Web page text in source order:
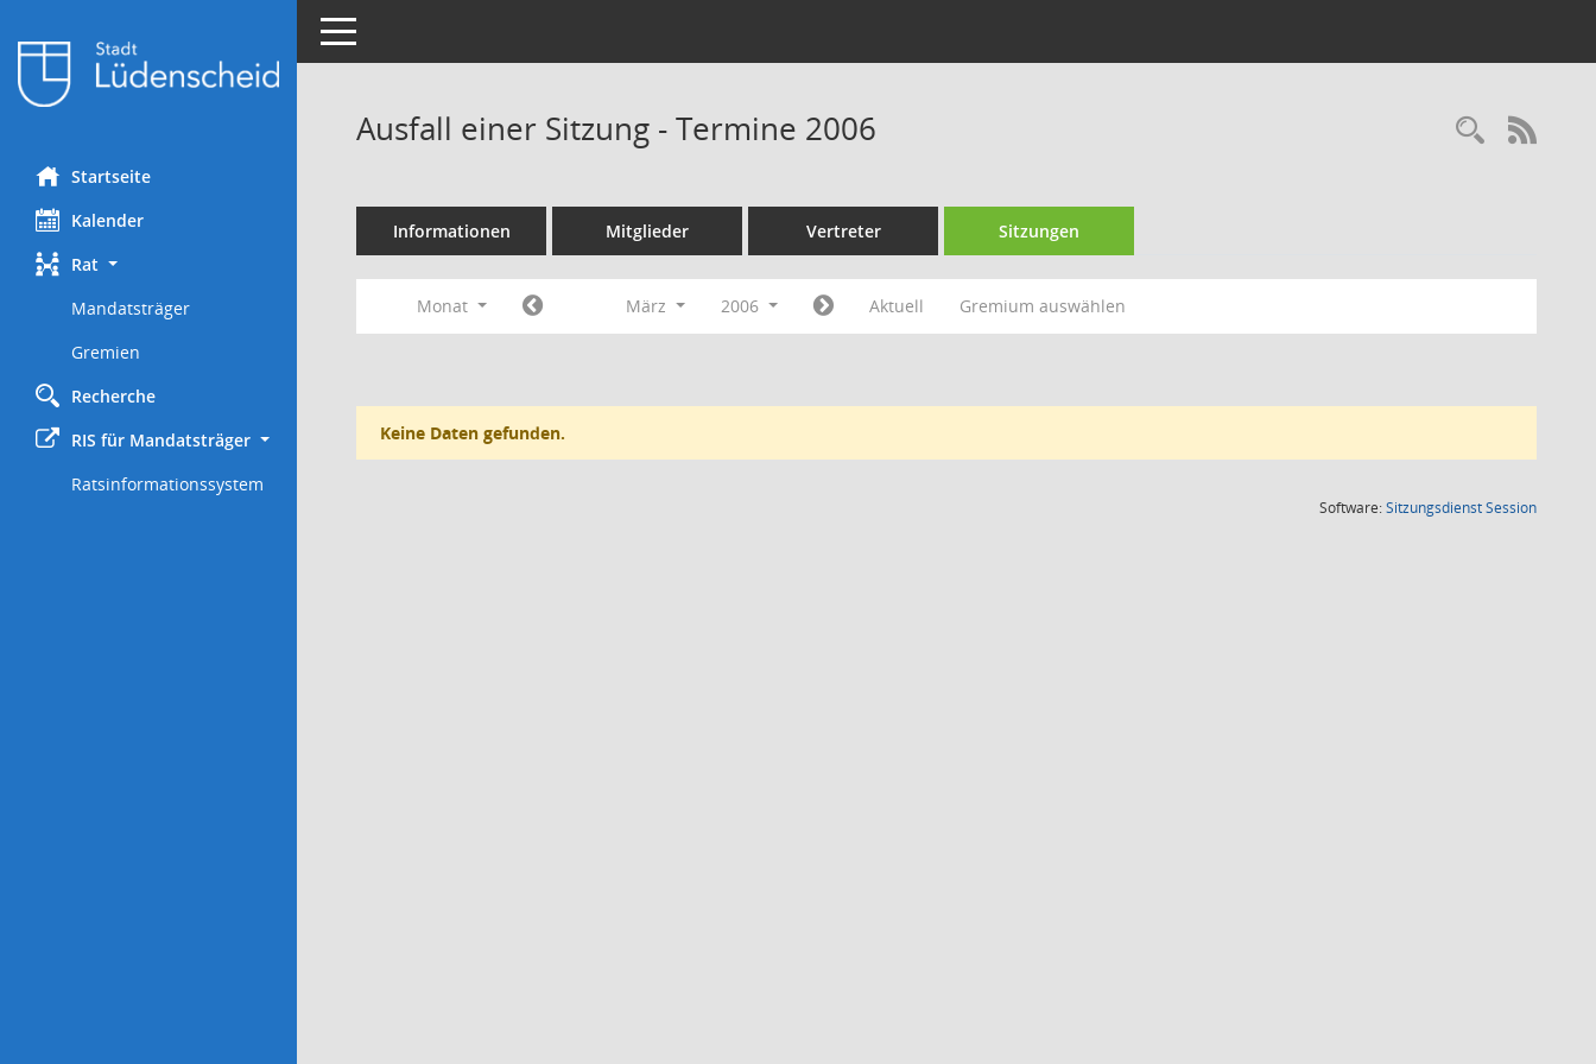
Startseite
Kalender
Rat
Mandatsträger
Gremien
Recherche
RIS für Mandatsträger
Ratsinformationssystem
Toggle navigation
Ausfall einer Sitzung - Termine 2006
Informationen Mitglieder Vertreter Sitzungen
Monat März 2006 Aktuell Gremium auswählen
Keine Daten gefunden.
Software:SitzungsdienstSession(Wird in